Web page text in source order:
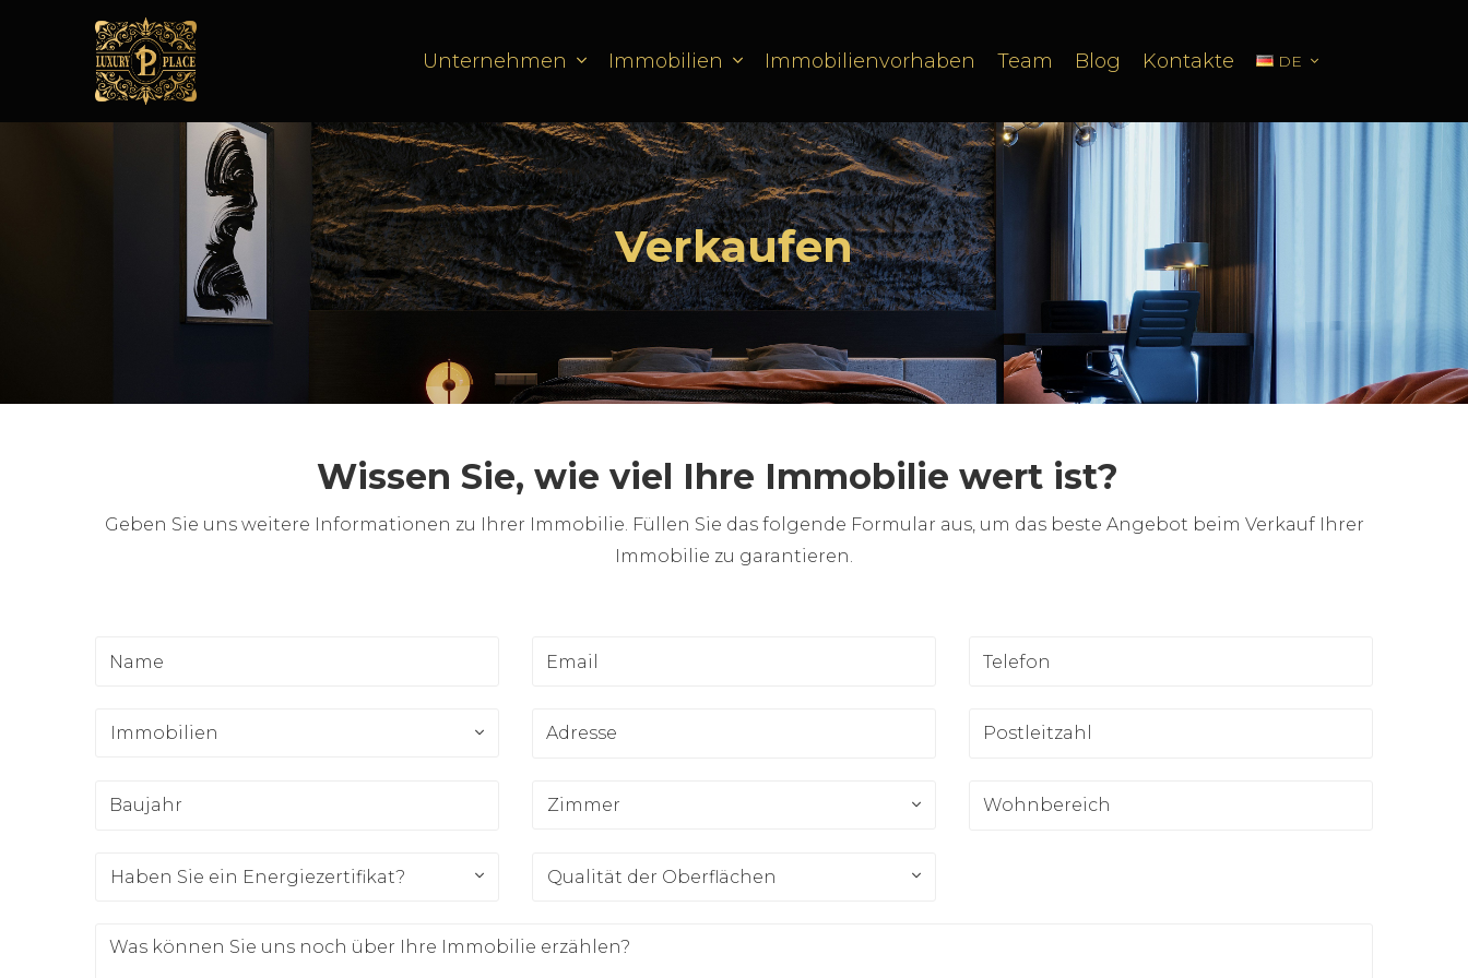
Unternehmen Immobilien Immobilienvorhaben Team Blog Kontakte DE
Verkaufen
Wissen Sie, wie viel Ihre Immobilie wert ist?
Geben Sie uns weitere Informationen zu Ihrer Immobilie. Füllen Sie das folgende Formular aus, um das beste Angebot beim Verkauf Ihrer
Immobilie zu garantieren.
Name Email Telefon
Immobilien
Immobilien Adresse Postleitzahl
Baujahr Zimmer
Zimmer Wohnbereich
Haben Sie ein Energiezertifikat?
Haben Sie ein Energiezertifikat? Qualität der Oberflächen
Qualität der Oberflächen
Was können Sie uns noch über Ihre Immobilie erzählen?